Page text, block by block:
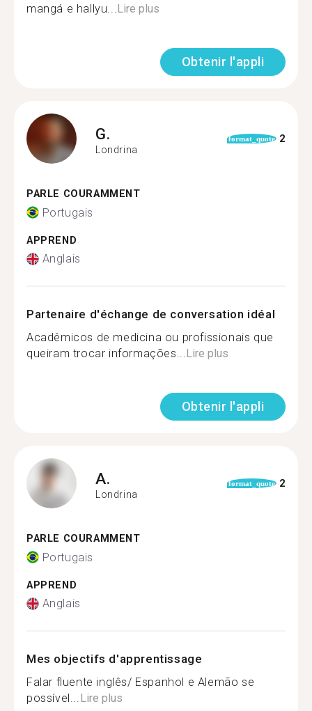
mangá e hallyu...Lire plus
Obtenir l'appli
G.
Londrina
format_quote 2
PARLE COURAMMENT
Portugais
APPREND
Anglais
Partenaire d'échange de conversation idéal
Acadêmicos de medicina ou profissionais que
queiram trocar informações...Lire plus
Obtenir l'appli
A.
Londrina
format_quote 2
PARLE COURAMMENT
Portugais
APPREND
Anglais
Mes objectifs d'apprentissage
Falar fluente inglês/ Espanhol e Alemão se
possível...Lire plus